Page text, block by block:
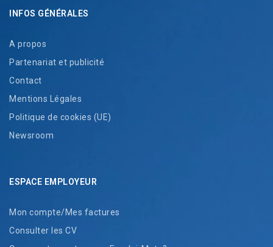
INFOS GÉNÉRALES
A propos
Partenariat et publicité
Contact
Mentions Légales
Politique de cookies (UE)
Newsroom
ESPACE EMPLOYEUR
Mon compte/Mes factures
Consulter les CV